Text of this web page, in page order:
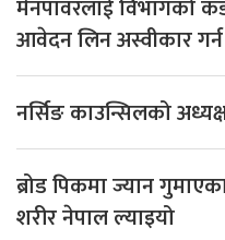
मेनपावरलाई विभागको
आवेदन लिन अस्वीकार
नर्सिङ काउन्सिलको
ब्रोड पिकमा ज्यान
शरीर नेपाल ल्याइयो